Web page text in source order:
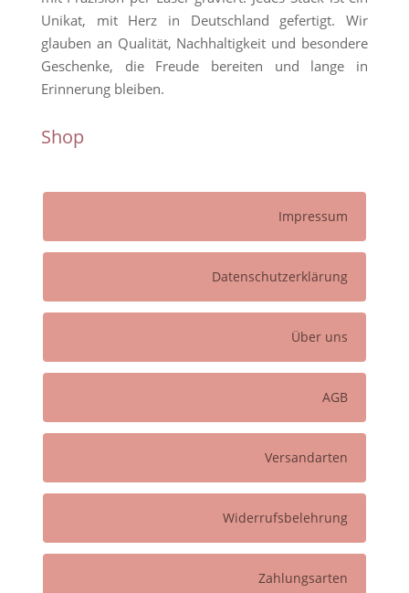
Unikat, mit Herz in Deutschland gefertigt. Wir
glauben an Qualität, Nachhaltigkeit und besondere
Geschenke, die Freude bereiten und lange in
Erinnerung bleiben.
Shop
Impressum
Datenschutzerklärung
Über uns
AGB
Versandarten
Widerrufsbelehrung
Zahlungsarten